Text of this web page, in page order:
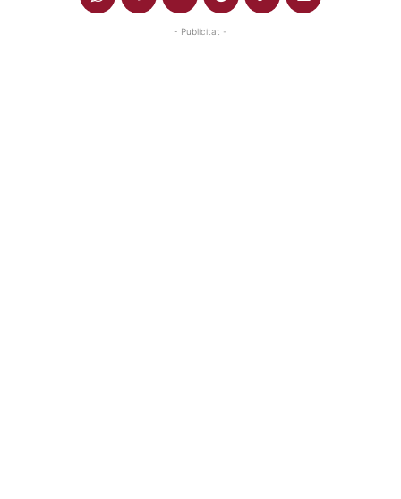
- Publicitat -